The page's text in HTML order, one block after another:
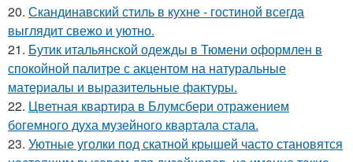
20. Скандинавский стиль в кухне - гостиной всегда
выглядит свежо и уютно.
21. Бутик итальянской одежды в Тюмени оформлен в
спокойной палитре с акцентом на натуральные
материалы и выразительные фактуры.
22. Цветная квартира в Блумсбери отражением
богемного духа музейного квартала стала.
23. Уютные уголки под скатной крышей часто становятся